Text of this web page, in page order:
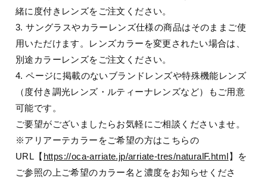
緒に度付きレンズをご注文ください。
3. サングラスやカラーレンズ仕様の商品はそのままご使
用いただけます。レンズカラーを変更されたい場合は、
別途カラーレンズをご注文ください。
4. ページに掲載のないブランドレンズや特殊機能レンズ
（度付き調光レンズ・ルティーナレンズなど）もご用意
可能です。
ご要望がございましたらお気軽にご相談くださいませ。
※アリアーテカラーをご希望の方はこちらの
URL【 https://oca-arriate.jp/arriate-tres/naturalF.html】を
ご参照の上ご希望のカラー名と濃度をお知らせくださ